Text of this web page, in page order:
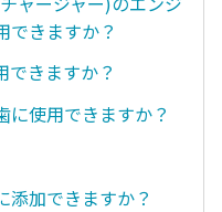
できますか？
できますか？
に使用できますか？
添加できますか？